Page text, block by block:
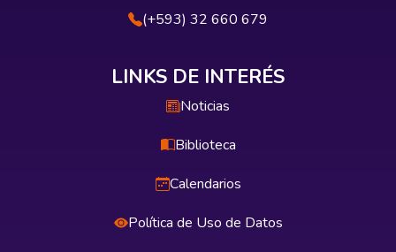
(+593) 32 660 679
LINKS DE INTERÉS
Noticias
Biblioteca
Calendarios
Política de Uso de Datos